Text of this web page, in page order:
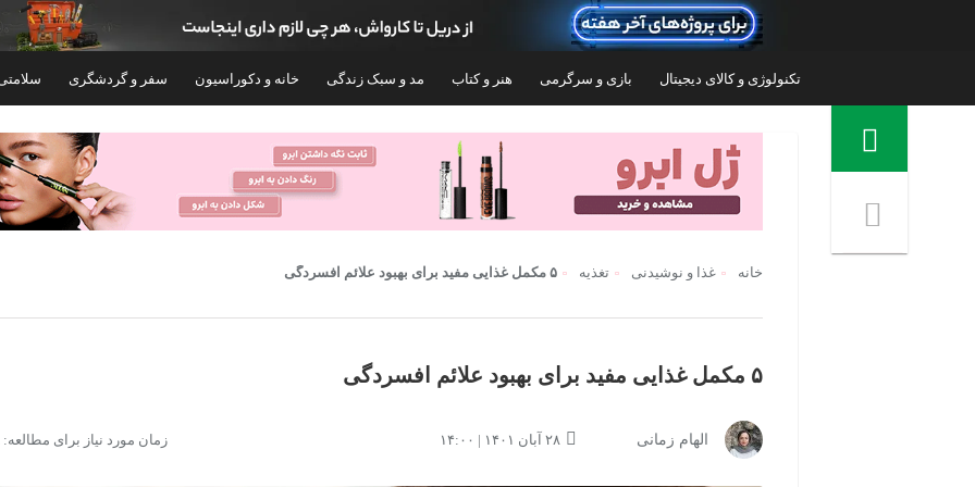
تکنولوژی و کالای دیجیتال بازی و سرگرمی هنر و کتاب مد و سبک زندگی خانه و دکوراسیون سفر و گردشگری
منوی ناوبری خرده نان
خانه غذا و نوشیدنی تغذیه ۵ مکمل غذایی مفید برای بهبود علائم افسردگی
۵ مکمل غذایی مفید برای بهبود علائم افسردگی
الهام زمانی ۲۸ آبان ۱۴۰۱ | ۱۴:۰۰ زمان مورد نیاز برای مطالعه: ۹ دقیقه
قرص زینک پلاس پابا یوروویتال بسته 60 عددی